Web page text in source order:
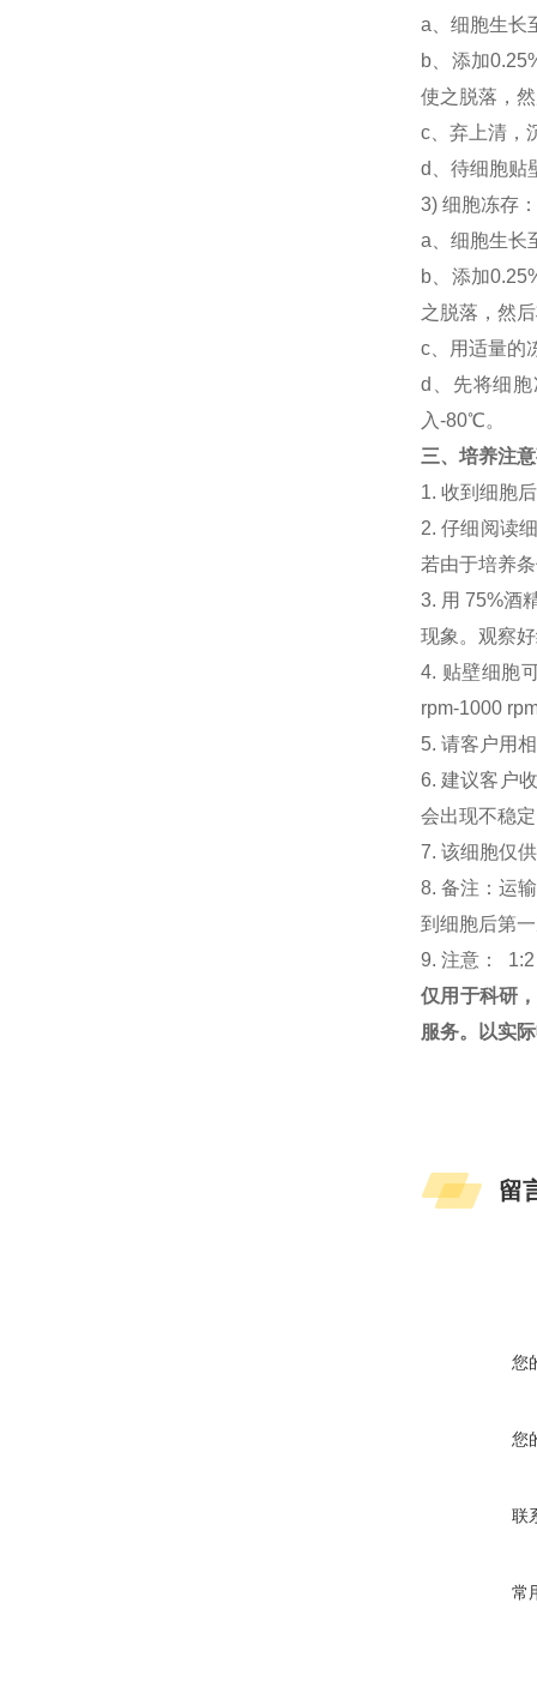
a、细胞生长
b、添加
使之脱落，
c、弃上清，
d、待细胞贴
3) 细胞冻存
a、细胞生长
b、添加
之脱落，然
c、用适量的
d、先将细
入-80℃。
三、培养注
1. 收到细胞
2. 仔细阅读
若由于培养
3. 用 75%酒
现象。观察
4. 贴壁细胞
rpm-1000
5. 请客户用
6. 建议客户
会出现不稳
7. 该细胞仅
8. 备注：运
到细胞后第
9. 注意： 1:2
仅用于科研
服务。以实
留
您
您
联
常